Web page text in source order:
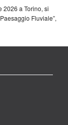
2026 a Torino, si
Fluviale”,